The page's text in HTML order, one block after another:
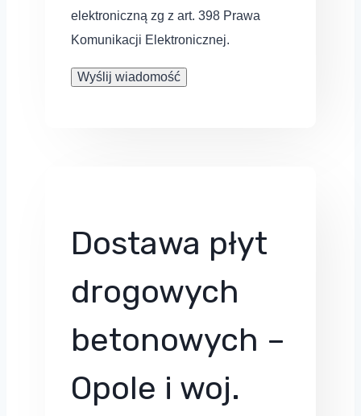
elektroniczną zg z art. 398 Prawa
Komunikacji Elektronicznej.
Dostawa płyt
drogowych
betonowych –
Opole i woj.